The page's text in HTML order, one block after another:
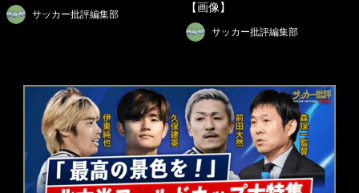
サッカー批評編集部
【画像】
サッカー批評編集部